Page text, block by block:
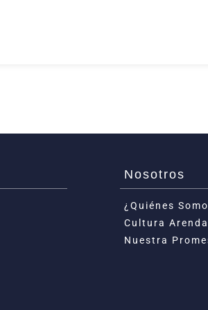
Nosotros
¿Quiénes
Cultura Arendal
Nuestra